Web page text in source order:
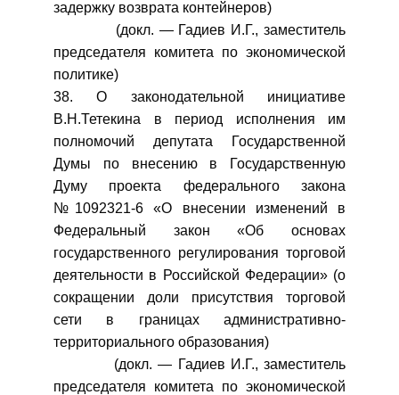
задержку возврата контейнеров)
(докл. — Гадиев И.Г., заместитель
председателя комитета по экономической
политике)
38. О законодательной инициативе
В.Н.Тетекина в период исполнения им
полномочий депутата Государственной
Думы по внесению в Государственную
Думу проекта федерального закона
№1092321-6 «О внесении изменений в
Федеральный закон «Об основах
государственного регулирования торговой
деятельности в Российской Федерации» (о
сокращении доли присутствия торговой
сети в границах административно-
территориального образования)
(докл. — Гадиев И.Г., заместитель
председателя комитета по экономической